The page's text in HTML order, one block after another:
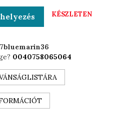
KÉSZLETEN
0040758065064